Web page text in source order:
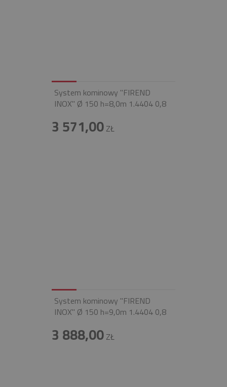
System kominowy "FIREND
INOX" Ø 150 h=8,0m 1.4404 0,8
3 571,00ZŁ
System kominowy "FIREND
INOX" Ø 150 h=9,0m 1.4404 0,8
3 888,00ZŁ